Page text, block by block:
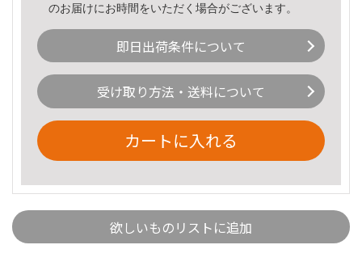
のお届けにお時間をいただく場合がございます。
即日出荷条件について
受け取り方法・送料について
カートに入れる
欲しいものリストに追加